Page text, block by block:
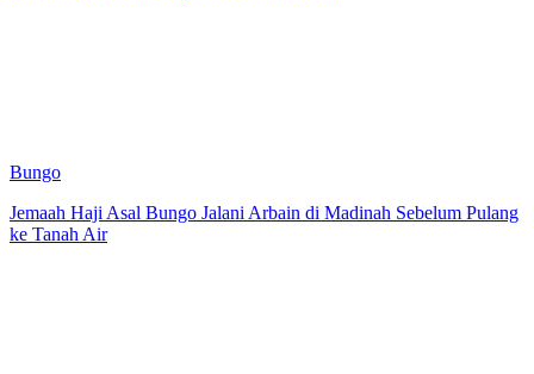
Bungo
Jemaah Haji Asal Bungo Jalani Arbain di Madinah Sebelum Pulang
ke Tanah Air